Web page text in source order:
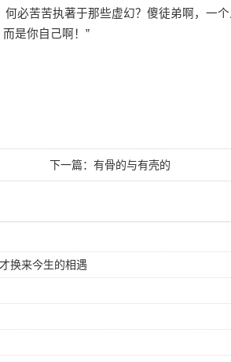
必苦苦执著于那些虚幻？傻徒弟啊，一个
是你自己啊！”
下一篇：有骨的与有壳的
换来今生的相遇